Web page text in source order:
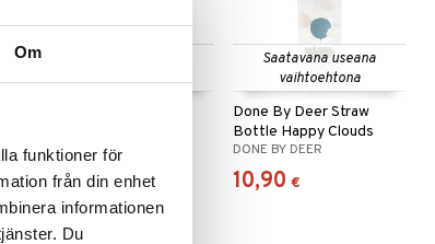
Om
funktioner för
från din enhet
informationen
Du
vaihtoehtona
DONE BY DEER
10,91 €
Saatavana useana
vaihtoehtona
Done By Deer Straw
Bottle Happy Clouds
DONE BY DEER
10,90 €